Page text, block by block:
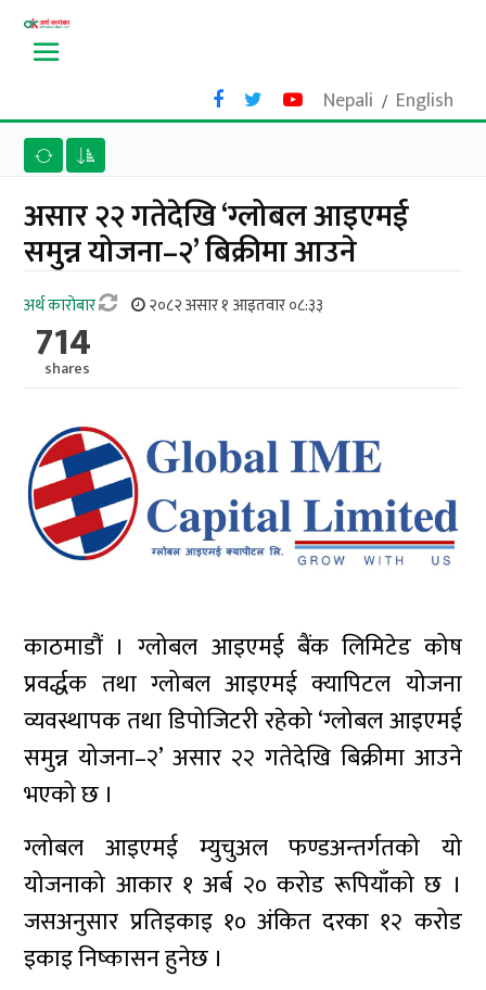
Nepali / English
असार २२ गतेदेखि ‘ग्लोबल आइएमई
समुन्न योजना–२’ बिक्रीमा आउने
अर्थ काराेबार २०८२ असार १ आइतवार ०८:३३
714
shares
काठमाडौं । ग्लोबल आइएमई बैंक लिमिटेड कोष
प्रवर्द्धक तथा ग्लोबल आइएमई क्यापिटल योजना
व्यवस्थापक तथा डिपोजिटरी रहेको ‘ग्लोबल आइएमई
समुन्न योजना–२’ असार २२ गतेदेखि बिक्रीमा आउने
भएको छ ।
ग्लोबल आइएमई म्युचुअल फण्डअन्तर्गतको यो
योजनाको आकार १ अर्ब २० करोड रूपियाँको छ ।
जसअनुसार प्रतिइकाइ १० अंकित दरका १२ करोड
इकाइ निष्कासन हुनेछ ।